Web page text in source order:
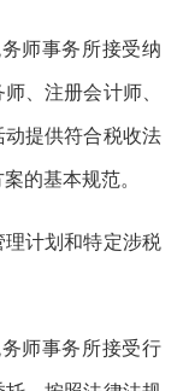
师事务所接受纳
、注册会计师、
提供符合税收法
的基本规范。
计划和特定涉税
师事务所接受行